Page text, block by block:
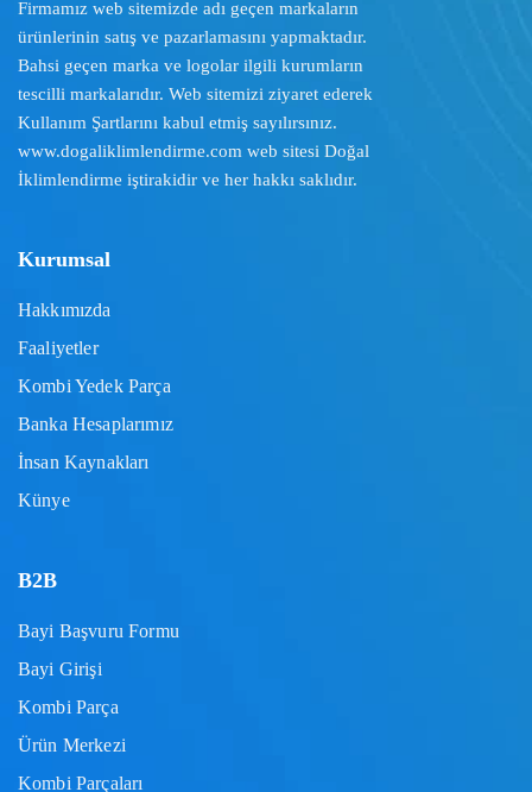
Firmamız web sitemizde adı geçen markaların
ürünlerinin satış ve pazarlamasını yapmaktadır.
Bahsi geçen marka ve logolar ilgili kurumların
tescilli markalarıdır. Web sitemizi ziyaret ederek
Kullanım Şartlarını kabul etmiş sayılırsınız.
www.dogaliklimlendirme.com web sitesi Doğal
İklimlendirme iştirakidir ve her hakkı saklıdır.
Kurumsal
Hakkımızda
Faaliyetler
Kombi Yedek Parça
Banka Hesaplarımız
İnsan Kaynakları
Künye
B2B
Bayi Başvuru Formu
Bayi Girişi
Kombi Parça
Ürün Merkezi
Kombi Parçaları